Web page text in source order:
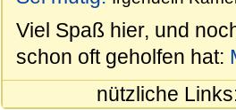
Viel Spaß hier, und
schon oft geholfen hat:
nützliche